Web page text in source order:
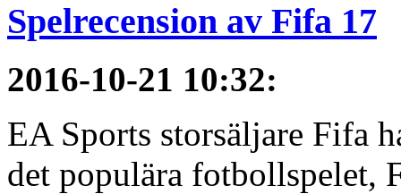
Spelrecension av Fifa 17
2016-10-21 10:32:
EA Sports storsäljare Fifa
det populära fotbollspelet,